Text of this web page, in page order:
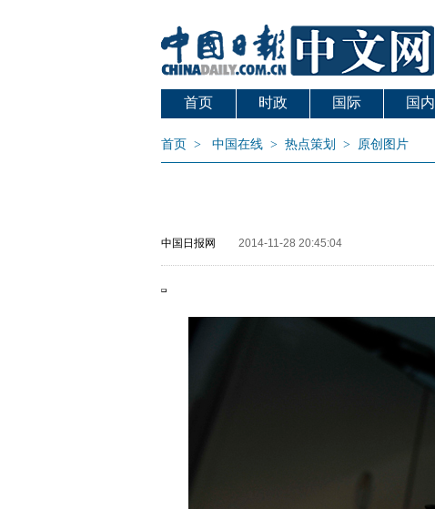
首页 时政 国际 国内
首页 > 中国在线 > 热点策划 > 原创图片
中国日报网 2014-11-28 20:45:04